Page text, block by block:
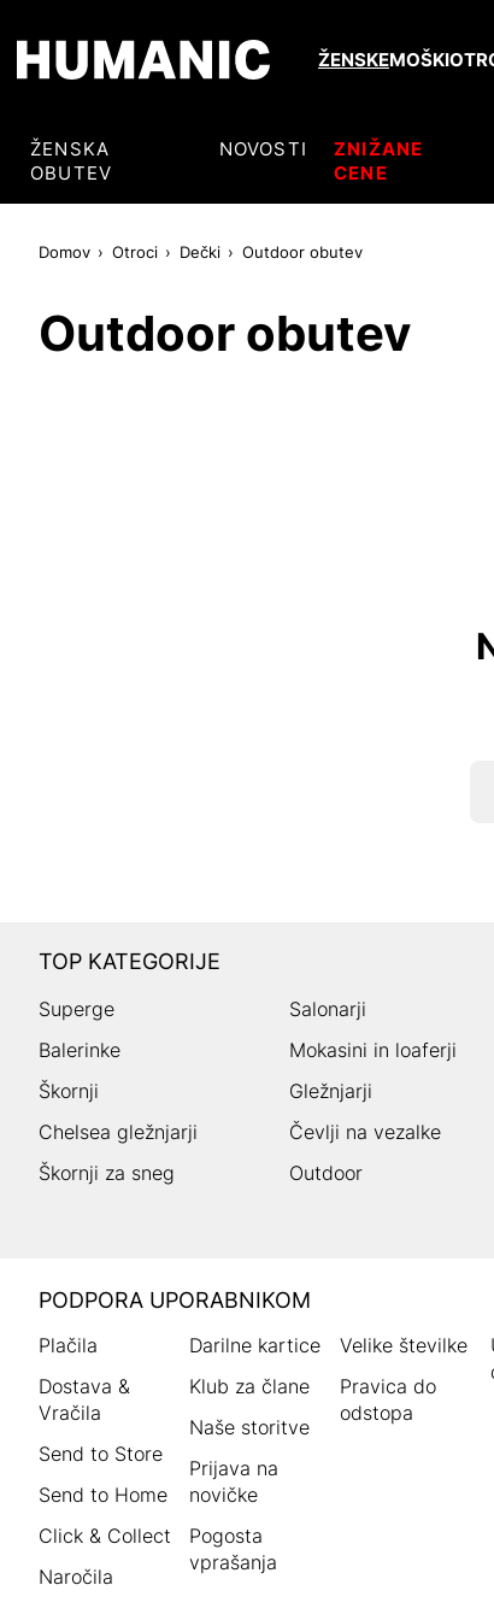
ŽENSKEMOŠKI
ŽENSKA
OBUTEV
NOVOSTI
ZNIŽANE
CENE
Domov Otroci Dečki Outdoor obutev
Outdoor obutev
TOP KATEGORIJE
Superge Salonarji
Balerinke
Mokasini in loaferji
Škornji
Gležnjarji
Chelsea gležnjarji
Čevlji na vezalke
Škornji za sneg
Outdoor
HUMANIC
noga
PODPORA UPORABNIKOM
Plačila
Dostava &
Vračila
Send to Store
Send to Home
Click & Collect
Naročila
Darilne kartice
Klub za člane
Naše storitve
Prijava na
novičke
Pogosta
vprašanja
Velike številke
Pravica do
odstopa